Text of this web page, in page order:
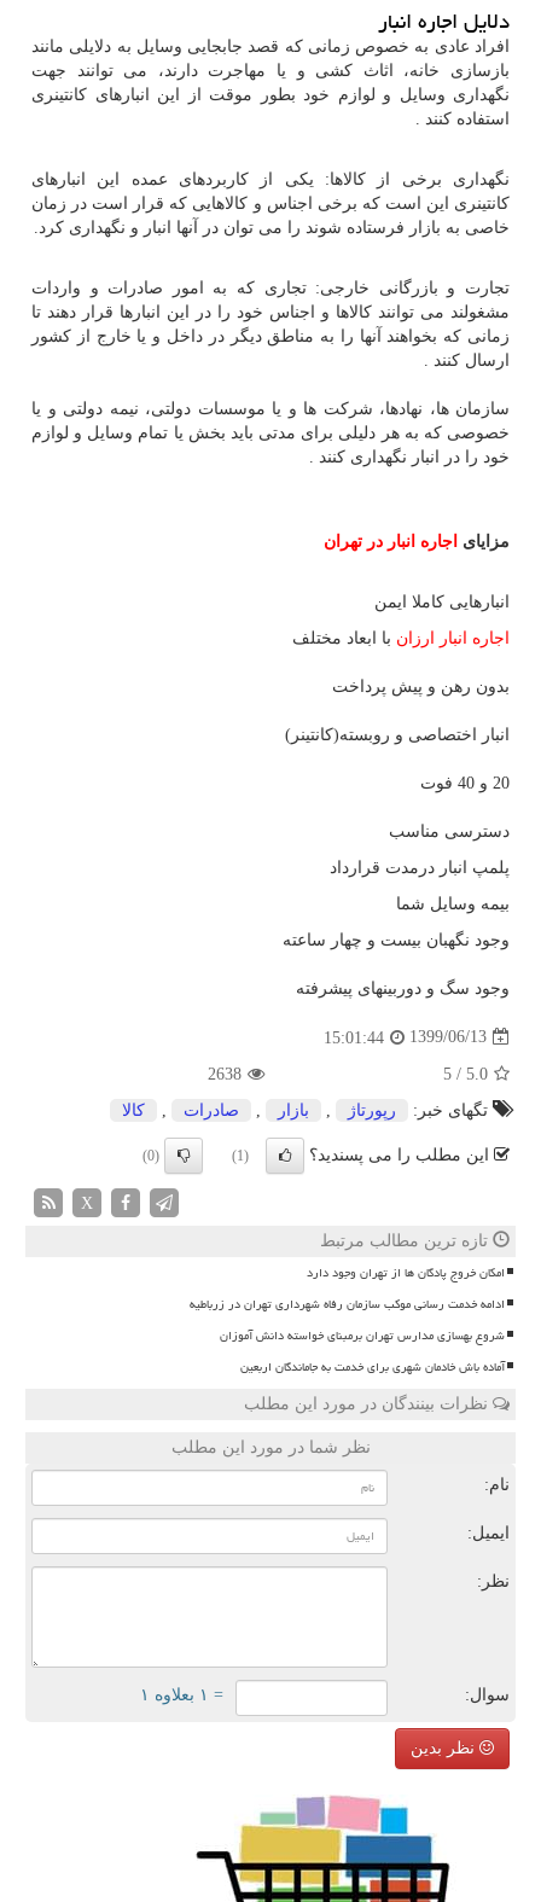
دلایل اجاره انبار
افراد عادی به خصوص زمانی که قصد جابجایی وسایل به دلایلی مانند
بازسازی خانه، اثاث کشی و یا مهاجرت دارند، می توانند جهت
نگهداری وسایل و لوازم خود بطور موقت از این انبارهای کانتینری
استفاده کنند .
نگهداری برخی از کالاها: یکی از کاربردهای عمده این انبارهای
کانتینری این است که برخی اجناس و کالاهایی که قرار است در زمان
خاصی به بازار فرستاده شوند را می توان در آنها انبار و نگهداری کرد.
تجارت و بازرگانی خارجی: تجاری که به امور صادرات و واردات
مشغولند می توانند کالاها و اجناس خود را در این انبارها قرار دهند تا
زمانی که بخواهند آنها را به مناطق دیگر در داخل و یا خارج از کشور
ارسال کنند .
سازمان ها، نهادها، شرکت ها و یا موسسات دولتی، نیمه دولتی و یا
خصوصی که به هر دلیلی برای مدتی باید بخش یا تمام وسایل و لوازم
خود را در انبار نگهداری کنند .
مزایای اجاره انبار در تهران
انبارهایی کاملا ایمن
اجاره انبار ارزان با ابعاد مختلف
بدون رهن و پیش پرداخت
انبار اختصاصی و روبسته(کانتینر)
20 و 40 فوت
دسترسی مناسب
پلمپ انبار درمدت قرارداد
بیمه وسایل شما
وجود نگهبان بیست و چهار ساعته
وجود سگ و دوربینهای پیشرفته
1399/06/13
15:01:44
5.0
/
5
2638
تگهای خبر:
رپورتاژ بازار صادرات كالا
این مطلب را می پسندید؟ (1)
(0)
X
تازه ترین مطالب مرتبط
امکان خروج پادگان ها از تهران وجود دارد
ادامه خدمت رسانی موکب سازمان رفاه شهرداری تهران در زرباطیه
شروع بهسازی مدارس تهران برمبنای خواسته دانش آموزان
آماده باش خادمان شهری برای خدمت به جاماندگان اربعین
نظرات بینندگان در مورد این مطلب
نظر شما در مورد این مطلب
نام:
ایمیل:
نظر:
سوال: = ۱ بعلاوه ۱
نظر بدین